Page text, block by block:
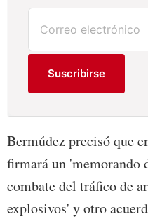
Suscribirse
Bermúdez precisó que
firmará un 'memorando
combate del tráfico de
explosivos' y otro